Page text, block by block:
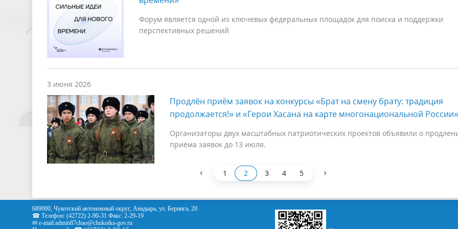
Форум является одной из ключевых федеральных площадок для поиска и поддержки
перспективных решений
3 июня 2026
Продлён приём заявок на конкурсы «Брат на смену брату: традиция
продолжается!» и «Герои Хасана на карте многонациональной России»
Организаторы двух масштабных патриотических проектов объявили о
приёма заявок до 13 июля.
‹ 1 2 3 4 5 ›
689000, Чукотский автономный округ, Анадырь, ул. Беринга, 20
☎ Телефон: (42722) 2-90-31 Факс: 2-29-19
✉ e-mail:admin87chao@chukotka-gov.ru